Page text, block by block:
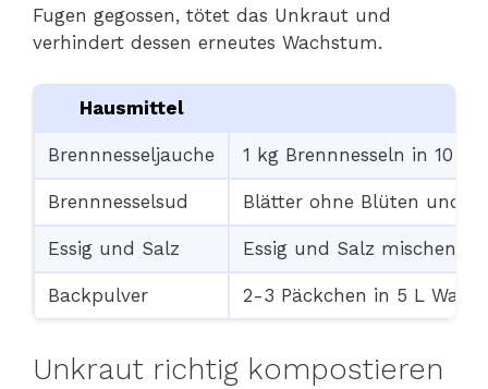
Fugen gegossen, tötet das Unkraut und
verhindert dessen erneutes Wachstum.
Hausmittel
Brennnesseljauche 1 kg Brennnesseln in 10 L
Brennnesselsud Blätter ohne Blüten und
Essig und Salz Essig und Salz mischen
Backpulver 2-3 Päckchen in 5 L
Unkraut richtig kompostieren